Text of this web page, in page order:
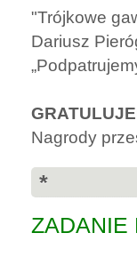
"Trójkowe
Dariusz
Nagrody
*
ZADANIE